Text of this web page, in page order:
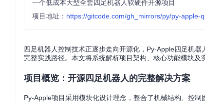
一个低成本大型全套四足机器人软硬件开源项目
项目地址： https://gitcode.com/gh_mirrors/py/py-apple-
四足机器人控制技术正逐步走向开源化，Py-Apple四足机
完整实践路径。本文将系统解析项目架构、核心功能模块及
项目概览：开源四足机器人的完整解决方案
Py-Apple项目采用模块化设计理念，整合了机械结构、控